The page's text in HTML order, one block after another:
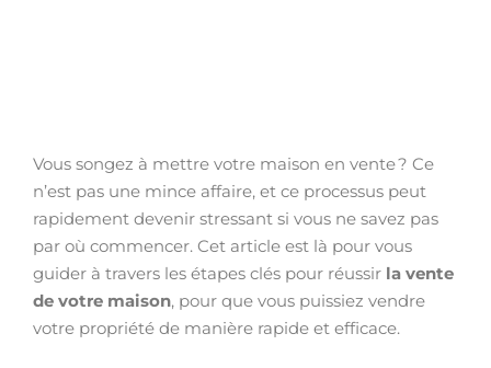
Vous songez à mettre votre maison en vente ? Ce
n’est pas une mince affaire, et ce processus peut
rapidement devenir stressant si vous ne savez pas
par où commencer. Cet article est là pour vous
guider à travers les étapes clés pour réussir la vente
de votre maison, pour que vous puissiez vendre
votre propriété de manière rapide et efficace.